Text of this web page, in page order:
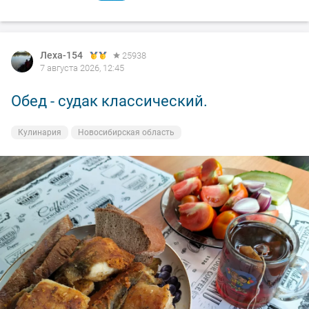
Леха-154
25938
7 августа 2026, 12:45
Обед - судак классический.
Кулинария Новосибирская область
Леха-154
25938
7 августа 2026, 00:14
Вечерка.
На рыбалке Новосибирская область